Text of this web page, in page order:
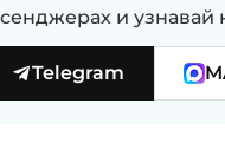
и
Telegram